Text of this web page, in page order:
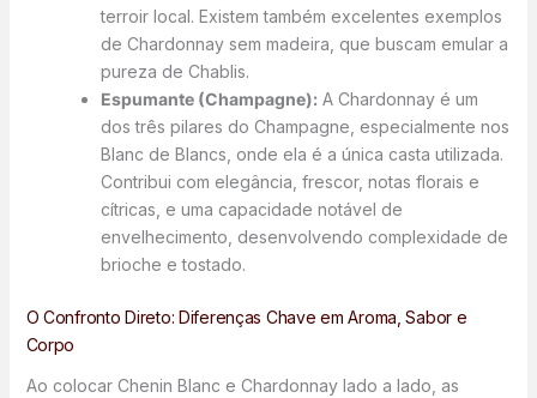
terroir local. Existem também excelentes exemplos
de Chardonnay sem madeira, que buscam emular a
pureza de Chablis.
Espumante (Champagne):A Chardonnay é um
dos três pilares do Champagne, especialmente nos
Blanc de Blancs, onde ela é a única casta utilizada.
Contribui com elegância, frescor, notas florais e
cítricas, e uma capacidade notável de
envelhecimento, desenvolvendo complexidade de
brioche e tostado.
O Confronto Direto: Diferenças Chave em Aroma, Sabor e
Corpo
Ao colocar Chenin Blanc e Chardonnay lado a lado, as